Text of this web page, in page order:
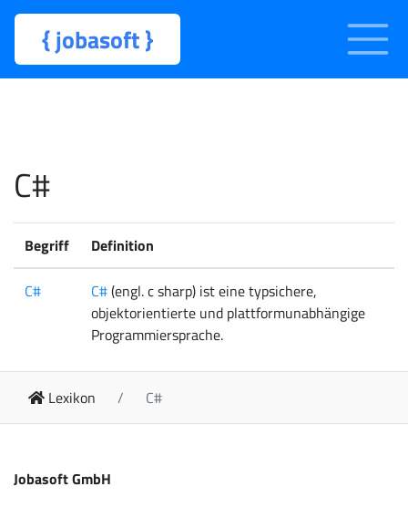
{jobasoft}
C#
Begriff Definition
C# C#(engl. c sharp) ist eine typsichere,
objektorientierte und plattformunabhängige
Programmiersprache.
Lexikon C#
Jobasoft GmbH